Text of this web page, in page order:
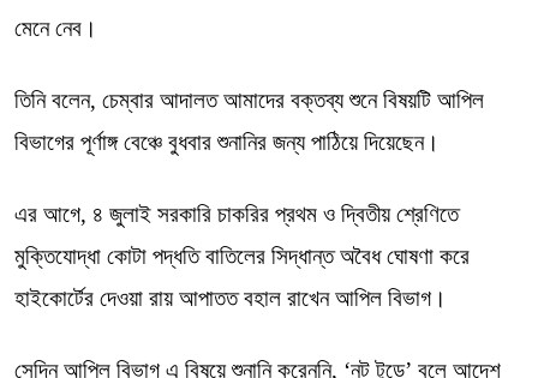
মেনে নেব।
তিনি বলেন, চেম্বার আদালত আমাদের বক্তব্য শুনে বিষয়টি আপিল
বিভাগের পূর্ণাঙ্গ বেঞ্চে বুধবার শুনানির জন্য পাঠিয়ে দিয়েছেন।
এর আগে, ৪ জুলাই সরকারি চাকরির প্রথম ও দ্বিতীয় শ্রেণিতে
মুক্তিযোদ্ধা কোটা পদ্ধতি বাতিলের সিদ্ধান্ত অবৈধ ঘোষণা করে
হাইকোর্টের দেওয়া রায় আপাতত বহাল রাখেন আপিল বিভাগ।
সেদিন আপিল বিভাগ এ বিষয়ে শুনানি করেননি, ‘নট টুডে’ বলে আদেশ